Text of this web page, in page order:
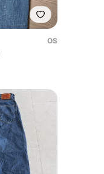
OS